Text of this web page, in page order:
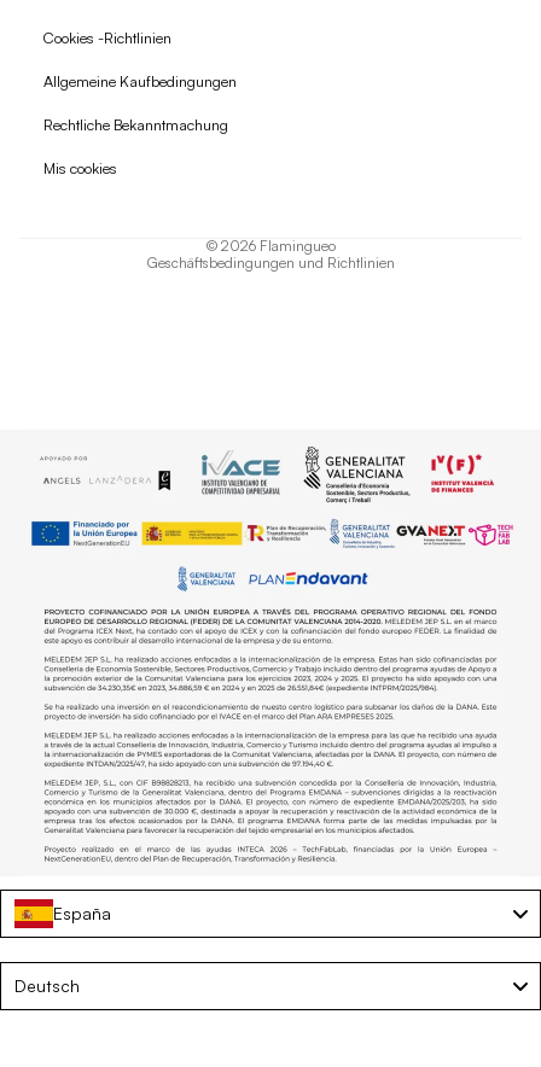
Cookies -Richtlinien
Allgemeine Kaufbedingungen
Rechtliche Bekanntmachung
Mis cookies
© 2026 Flamingueo
Geschäftsbedingungen und Richtlinien
Widerrufsrecht
España
Deutsch